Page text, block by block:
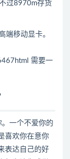
过8970m存货
端移动显卡。
需要一
一个不爱你的
喜欢你在意你
表达自己的好